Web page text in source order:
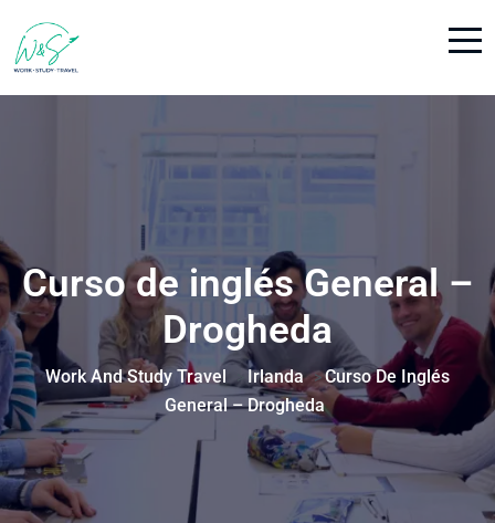
Curso de inglés General –
Drogheda
Work And Study Travel > Irlanda >Curso De Inglés
General – Drogheda